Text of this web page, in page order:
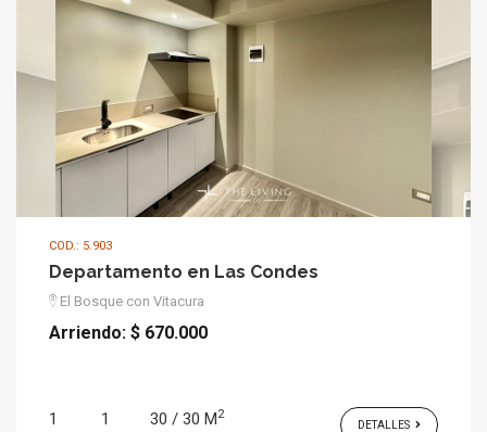
COD.: 5.903
Departamento en Las Condes
El Bosque con Vitacura
Arriendo: $ 670.000
1 1 30 / 30 M2
DETALLES